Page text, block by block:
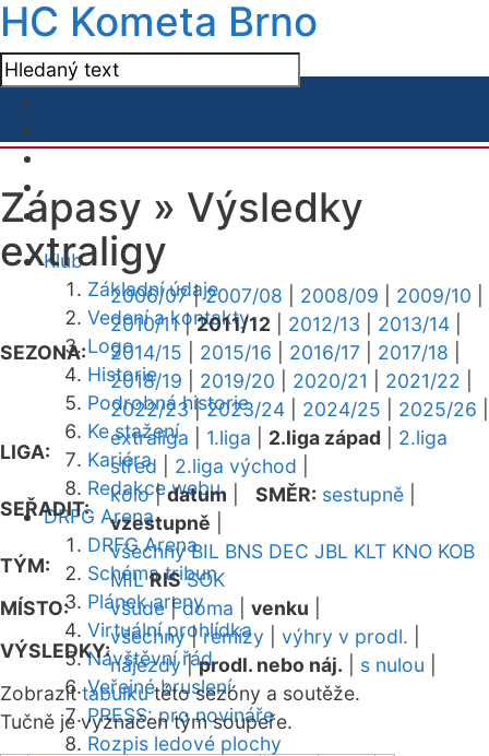
HC Kometa Brno
Klub
Základní údaje
Vedení a kontakty
Logo
Historie
Podrobná historie
Ke stažení
Kariéra
Redakce webu
DRFG Arena
DRFG Arena
Schéma tribun
Plánek areny
Virtuální prohlídka
Návštěvní řád
Veřejné bruslení
PRESS: pro novináře
Rozpis ledové plochy
Zápasy » Výsledky
extraligy
SEZONA:
2006/07|2007/08 2008/09 2009/10
2010/11|2011/12 2012/13 2013/14
2014/15
2015/16 2016/17 2017/18
2018/19
2019/20 2020/21 2021/22
2022/23|2023/24 2024/25 2025/26
LIGA:
extraliga 1.liga 2.liga západ
2.liga
střed
2.liga východ
SEŘADIT:
kolo|datum SMĚR: sestupně
vzestupně
TÝM:
všechny BIL BNS DEC JBL KLT KNO KOB
MIL RIS SOK
MÍSTO:
všude|doma venku
VÝSLEDKY:
všechny|remízy výhry v prodl.
nájezdy|prodl. nebo náj. s nulou
Zobrazittabulkutéto sezóny a soutěže.
Tučně je vyznačen tým soupeře.